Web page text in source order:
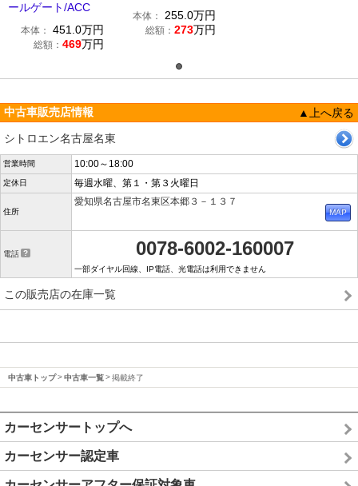
ールゲート/ACC
本体： 451.0万円
総額： 469万円
本体： 255.0万円
総額： 273万円
中古車販売店情報
▲上へ戻る
シトロエン名古屋名東
営業時間 10:00～18:00
定休日 毎週水曜、第１・第３火曜日
住所
愛知県名古屋市名東区本郷３－１３７
電話 0078-6002-160007
一部ダイヤル回線、IP電話、光電話は利用できません
この販売店の在庫一覧
中古車トップ 中古車一覧 掲載終了
カーセンサートップへ
カーセンサー認定車